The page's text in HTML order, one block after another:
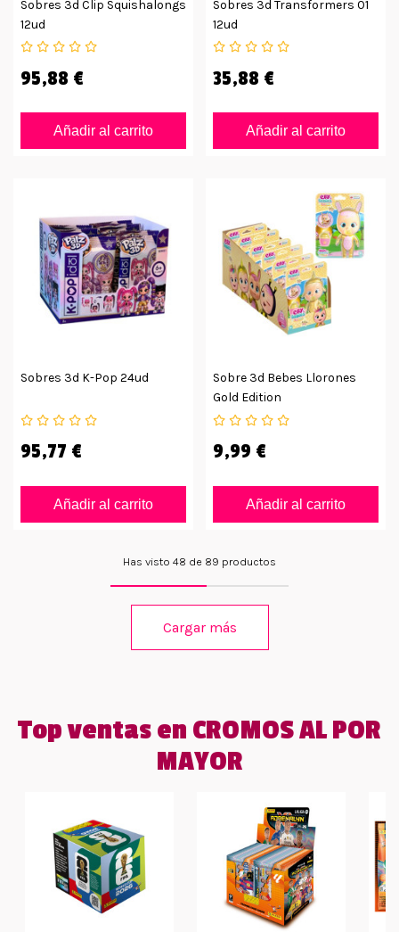
Sobres 3d Clip Squishalongs
12ud
95,88 €
Añadir al carrito
Sobres 3d Transformers 01
12ud
35,88 €
Añadir al carrito
Sobres 3d K-Pop 24ud
95,77 €
Añadir al carrito
Sobre 3d Bebes Llorones
Gold Edition
9,99 €
Añadir al carrito
Has visto 48 de 89 productos
Cargar más
Top ventas en CROMOS AL POR
MAYOR